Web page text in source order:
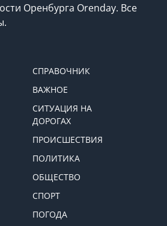
Оренбурга Orenday. Все
СПРАВОЧНИК
ВАЖНОЕ
СИТУАЦИЯ НА
ДОРОГАХ
ПРОИСШЕСТВИЯ
ПОЛИТИКА
ОБЩЕСТВО
СПОРТ
ПОГОДА